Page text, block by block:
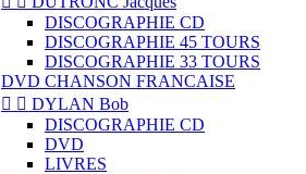
DISCOGRAPHIE CD
DISCOGRAPHIE 45 TOURS
DISCOGRAPHIE 33 TOURS
DVD CHANSON FRANCAISE
  DYLAN Bob
DISCOGRAPHIE CD
DVD
LIVRES